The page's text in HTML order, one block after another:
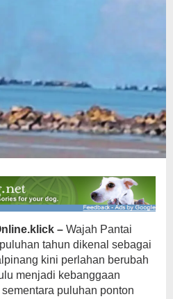
– Wajah Pantai
tahun dikenal sebagai
kini perlahan berubah
menjadi kebanggaan
puluhan ponton